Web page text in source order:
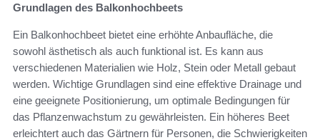
Grundlagen des Balkonhochbeets
Ein Balkonhochbeet bietet eine erhöhte Anbaufläche, die
sowohl ästhetisch als auch funktional ist. Es kann aus
verschiedenen Materialien wie Holz, Stein oder Metall gebaut
werden. Wichtige Grundlagen sind eine effektive Drainage und
eine geeignete Positionierung, um optimale Bedingungen für
das Pflanzenwachstum zu gewährleisten. Ein höheres Beet
erleichtert auch das Gärtnern für Personen, die Schwierigkeiten